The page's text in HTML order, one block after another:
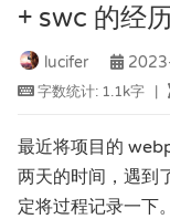
+ swc 的经
lucifer
字数统计: 1.1k字
最近将项目的
两天的时间，遇到
定将过程记录一下。